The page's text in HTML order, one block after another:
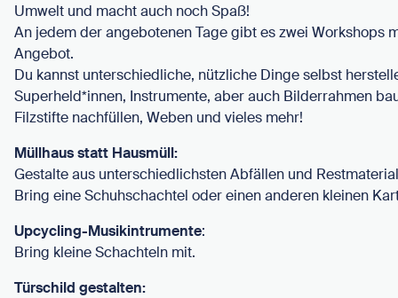
Umwelt und macht auch noch Spaß!
An jedem der angebotenen Tage gibt es zwei Workshops
Angebot.
Du kannst unterschiedliche, nützliche Dinge selbst
Superheld*innen, Instrumente, aber auch Bilderrahmen
Filzstifte nachfüllen, Weben und vieles mehr!
Müllhaus statt Hausmüll:
Gestalte aus unterschiedlichsten Abfällen und
Bring eine Schuhschachtel oder einen anderen kleinen
Upcycling-Musikintrumente:
Bring kleine Schachteln mit.
Türschild gestalten: